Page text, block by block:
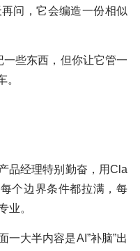
问，它会编造一份相似
些东西，但你让它管一
。
品经理特别勤奋，用Cla
个边界条件都拉满，每
业。
一大半内容是AI”补脑”出